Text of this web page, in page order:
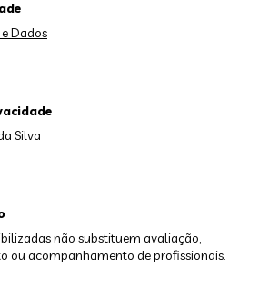
não substituem avaliação,
ou acompanhamento de profissionais.
Dados
Silva